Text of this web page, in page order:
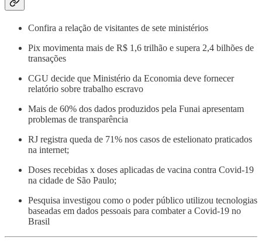
Confira a relação de visitantes de sete ministérios
Pix movimenta mais de R$ 1,6 trilhão e supera 2,4 bilhões de
transações
CGU decide que Ministério da Economia deve fornecer
relatório sobre trabalho escravo
Mais de 60% dos dados produzidos pela Funai apresentam
problemas de transparência
RJ registra queda de 71% nos casos de estelionato praticados
na internet;
Doses recebidas x doses aplicadas de vacina contra Covid-19
na cidade de São Paulo;
Pesquisa investigou como o poder público utilizou tecnologias
baseadas em dados pessoais para combater a Covid-19 no
Brasil